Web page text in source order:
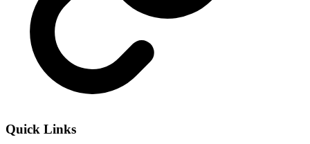
Quick Links